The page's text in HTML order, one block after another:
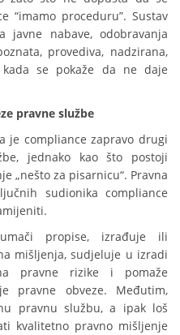
“imamo proceduru”. Sustav
nabave, odobravanja
provediva, nadzirana,
se pokaže da ne daje
pravne službe
je compliance zapravo drugi
jednako kao što postoji
„nešto za pisarnicu“. Pravna
sudionika compliance
propise, izrađuje ili
mišljenja, sudjeluje u izradi
pravne rizike i pomaže
pravne obveze. Međutim,
pravnu službu, a ipak loš
kvalitetno pravno mišljenje